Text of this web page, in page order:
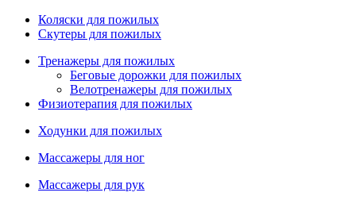
Коляски для пожилых
Скутеры для пожилых
Тренажеры для пожилых
Беговые дорожки для пожилых
Велотренажеры для пожилых
Физиотерапия для пожилых
Ходунки для пожилых
Массажеры для ног
Массажеры для рук